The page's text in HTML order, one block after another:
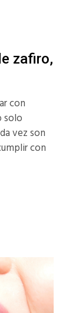
zafiro,
con
solo
vez son
con